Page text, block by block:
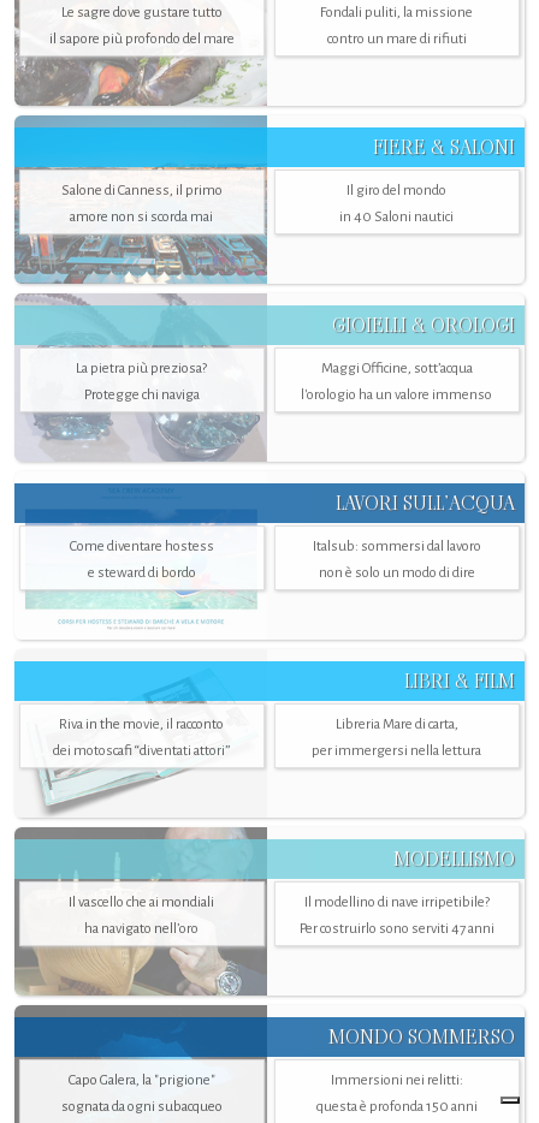
Le sagre dove gustare tutto
il sapore più profondo del mare
Fondali puliti, la missione
contro un mare di rifiuti
FIERE & SALONI
Salone di Canness, il primo
amore non si scorda mai
Il giro del mondo
in 40 Saloni nautici
GIOIELLI & OROLOGI
La pietra più preziosa?
Protegge chi naviga
Maggi Officine, sott’acqua
l'orologio ha un valore immenso
LAVORI SULL’ACQUA
Come diventare hostess
e steward di bordo
Italsub: sommersi dal lavoro
non è solo un modo di dire
LIBRI & FILM
Riva in the movie, il racconto
dei motoscafi “diventati attori”
Libreria Mare di carta,
per immergersi nella lettura
MODELLISMO
Il vascello che ai mondiali
ha navigato nell’oro
Il modellino di nave irripetibile?
Per costruirlo sono serviti 47 anni
MONDO SOMMERSO
Capo Galera, la "prigione"
sognata da ogni subacqueo
Immersioni nei relitti:
questa è profonda 150 anni